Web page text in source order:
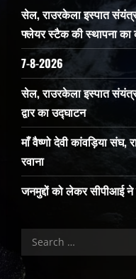
सेल, राउरकेला इस्पात
फ्लेयर स्टैक की स्थापना का
7-8-2026
सेल, राउरकेला इस्पात
द्वार का उद्घाटन
माँ वैष्णो देवी कांवड़िया संघ,
रवाना
जनमुद्दों को लेकर सीपीआई ने
Search
for: